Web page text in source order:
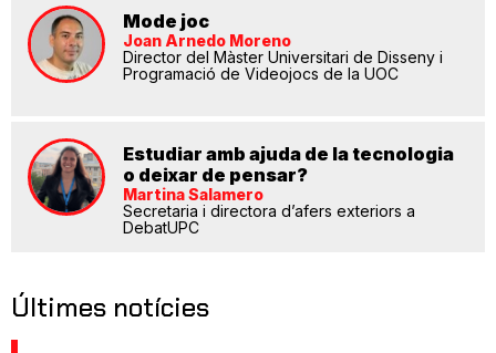
Mode joc
Joan Arnedo Moreno
Director del Màster Universitari de Disseny i
Programació de Videojocs de la UOC
Estudiar amb ajuda de la tecnologia
o deixar de pensar?
Martina Salamero
Secretaria i directora d’afers exteriors a
DebatUPC
Últimes notícies